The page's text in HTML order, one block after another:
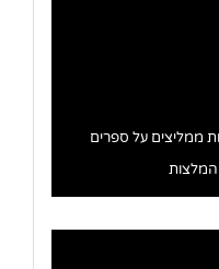
ממליצים על ספרים
המלצות